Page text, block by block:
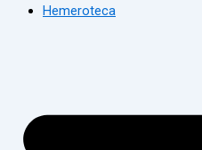
Hemeroteca